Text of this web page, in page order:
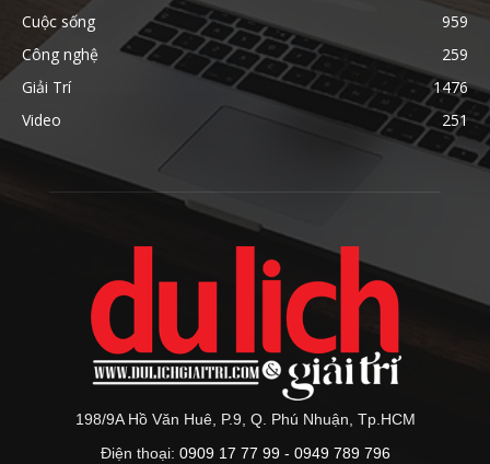
Cuộc sống
959
Công nghệ
259
Giải Trí
1476
Video
251
198/9A Hồ Văn Huê, P.9, Q. Phú Nhuận, Tp.HCM
Điện thoại: 0909 17 77 99 - 0949 789 796